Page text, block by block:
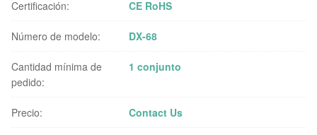
Certificación: CE RoHS
Número de modelo: DX-68
Cantidad mínima de
pedido:
1 conjunto
Precio: Contact Us